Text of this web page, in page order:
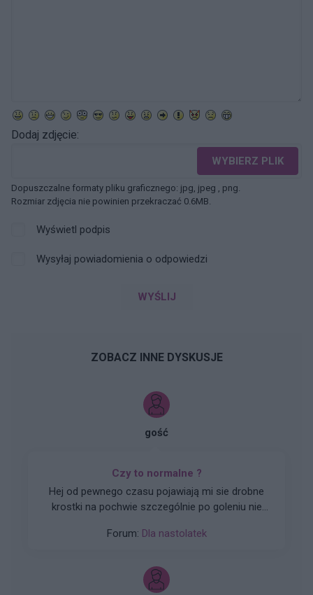
Dodaj zdjęcie:
WYBIERZ PLIK
Dopuszczalne formaty pliku graficznego: jpg, jpeg , png.
Rozmiar zdjęcia nie powinien przekraczać 0.6MB.
Wyświetl podpis
Wysyłaj powiadomienia o odpowiedzi
WYŚLIJ
ZOBACZ INNE DYSKUSJE
gość
Czy to normalne ?
Hej od pewnego czasu pojawiają mi sie drobne
krostki na pochwie szczególnie po goleniu nie
Forum: Dla nastolatek